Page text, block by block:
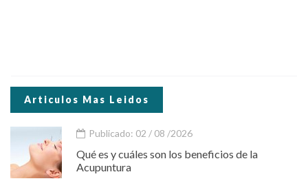
Articulos Mas Leidos
Publicado: 02 / 08 /2026
Qué es y cuáles son los beneficios de la
Acupuntura